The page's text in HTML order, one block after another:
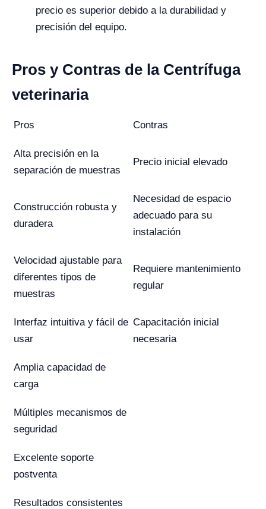
precio es superior debido a la durabilidad y
precisión del equipo.
Pros y Contras de la Centrífuga
veterinaria
Pros Contras
Alta precisión en la
separación de muestras
Precio inicial elevado
Construcción robusta y
duradera
Necesidad de espacio
adecuado para su
instalación
Velocidad ajustable para
diferentes tipos de
muestras
Requiere mantenimiento
regular
Interfaz intuitiva y fácil de
usar
Capacitación inicial
necesaria
Amplia capacidad de
carga
Múltiples mecanismos de
seguridad
Excelente soporte
postventa
Resultados consistentes